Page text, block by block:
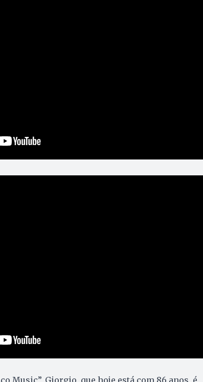
Music”, Giorgio, que hoje está com 86 anos, é